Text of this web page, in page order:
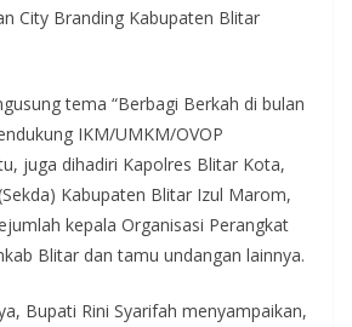
City Branding Kabupaten Blitar
tema “Berbagi Berkah di bulan
IKM/UMKM/OVOP
juga dihadiri Kapolres Blitar Kota,
Kabupaten Blitar Izul Marom,
kepala Organisasi Perangkat
Blitar dan tamu undangan lainnya.
Bupati Rini Syarifah menyampaikan,